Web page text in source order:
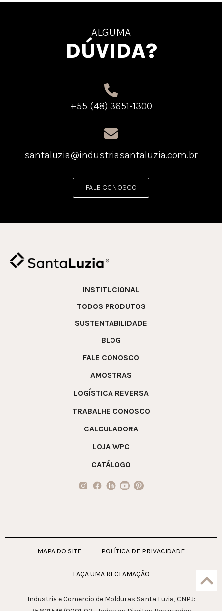
ALGUMA
DÚVIDA?
+55 (48) 3651-1300
santaluzia@industriasantaluzia.com.br
FALE CONOSCO
INSTITUCIONAL
TODOS PRODUTOS
SUSTENTABILIDADE
BLOG
FALE CONOSCO
AMOSTRAS
LOGÍSTICA REVERSA
TRABALHE CONOSCO
CALCULADORA
LOJA WPC
CATÁLOGO
MAPA DO SITE POLÍTICA DE PRIVACIDADE
FAÇA UMA RECLAMAÇÃO
Industria e Comercio de Molduras Santa Luzia, CNPJ: